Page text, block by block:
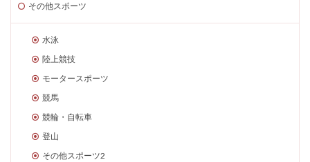
その他スポーツ
水泳
陸上競技
モータースポーツ
競馬
競輪・自転車
登山
その他スポーツ2